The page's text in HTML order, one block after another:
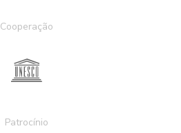
Cooperação
Patrocínio